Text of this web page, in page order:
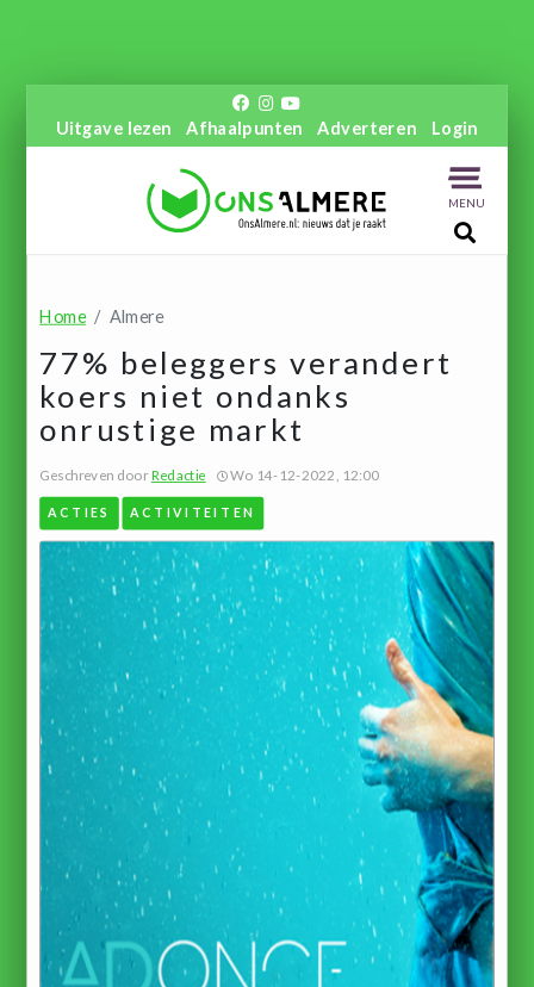
Uitgave lezen Afhaalpunten Adverteren Login
MENU
Home Almere
77% beleggers verandert
koers niet ondanks
onrustige markt
Geschreven doorRedactie Wo 14-12-2022, 12:00
ACTIES ACTIVITEITEN